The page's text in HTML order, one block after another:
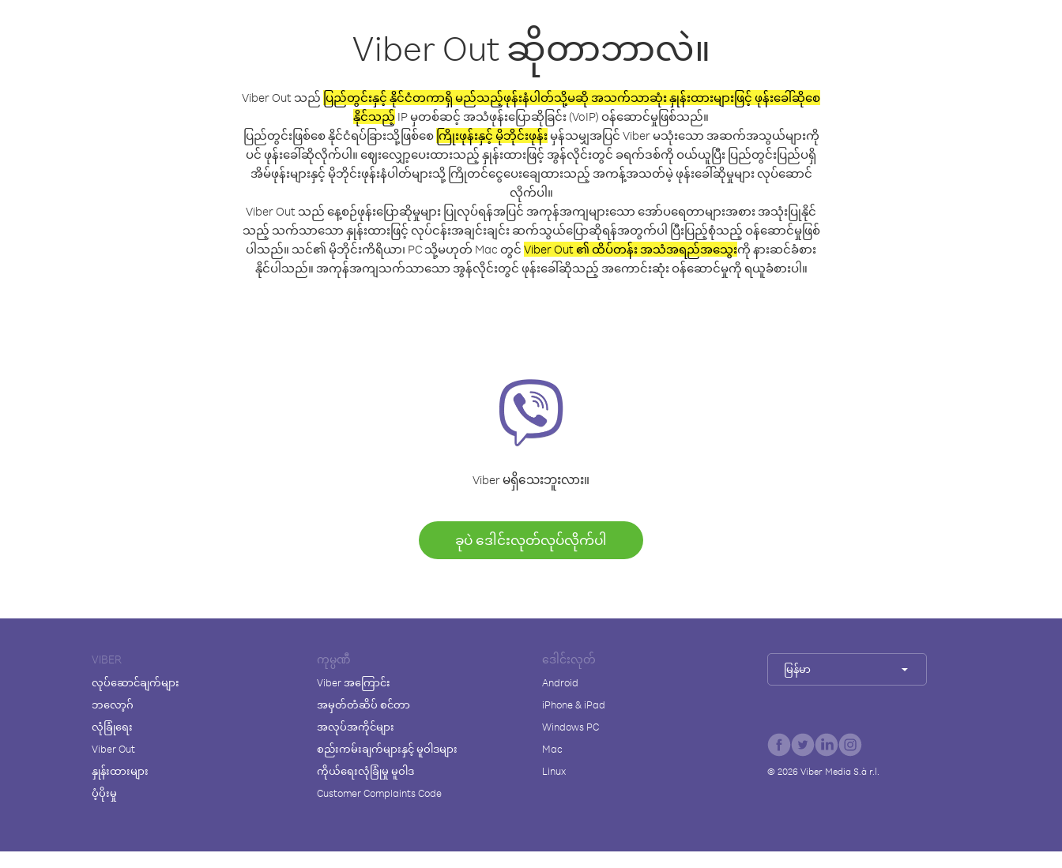
Viber Out ဆိုတာဘာလဲ။
Viber Out သည် ပြည်တွင်းနှင့် နိုင်ငံတကာရှိ မည်သည့်ဖုန်းနံပါတ်သို့မဆို အသက်သာဆုံး နှုန်းထားများဖြင့် ဖုန်းခေါ်ဆိုစေ
နိုင်သည့် IP မှတစ်ဆင့် အသံဖုန်းပြောဆိုခြင်း (VoIP) ဝန်ဆောင်မှုဖြစ်သည်။
ပြည်တွင်းဖြစ်စေ နိုင်ငံရပ်ခြားသို့ဖြစ်စေ ကြိုးဖုန်းနှင့် မိုဘိုင်းဖုန်းမှန်သမျှအပြင် Viber မသုံးသော အဆက်အသွယ်များကို
ပင် ဖုန်းခေါ်ဆိုလိုက်ပါ။ ဈေးလျှော့ပေးထားသည့် နှုန်းထားဖြင့် အွန်လိုင်းတွင် ခရက်ဒစ်ကို ဝယ်ယူပြီး ပြည်တွင်းပြည်ပရှိ
အိမ်ဖုန်းများနှင့် မိုဘိုင်းဖုန်းနံပါတ်များသို့ ကြိုတင်ငွေပေးချေထားသည့် အကန့်အသတ်မဲ့ ဖုန်းခေါ်ဆိုမှုများ လုပ်ဆောင်
လိုက်ပါ။
Viber Out သည် နေ့စဉ်ဖုန်းပြောဆိုမှုများ ပြုလုပ်ရန်အပြင် အကုန်အကျများသော အော်ပရေတာများအစား အသုံးပြုနိုင်
သည့် သက်သာသော နှုန်းထားဖြင့် လုပ်ငန်းအချင်းချင်း ဆက်သွယ်ပြောဆိုရန်အတွက်ပါ ပြီးပြည့်စုံသည့် ဝန်ဆောင်မှုဖြစ်
ပါသည်။ သင်၏ မိုဘိုင်းကိရိယာ၊ PC သို့မဟုတ် Mac တွင် Viber Out ၏ ထိပ်တန်း အသံအရည်အသွေးကို နားဆင်ခံစား
နိုင်ပါသည်။ အကုန်အကျသက်သာသော အွန်လိုင်းတွင် ဖုန်းခေါ်ဆိုသည့် အကောင်းဆုံး ဝန်ဆောင်မှုကို ရယူခံစားပါ။
Viber မရှိသေးဘူးလား။
ခုပဲ ဒေါင်းလုတ်လုပ်လိုက်ပါ
VIBER
လုပ်ဆောင်ချက်များ
ဘလော့ဂ်
လုံခြုံရေး
Viber Out
နှုန်းထားများ
ပံ့ပိုးမှု
ကုမ္ပဏီ
Viber အကြောင်း
အမှတ်တံဆိပ် စင်တာ
အလုပ်အကိုင်များ
စည်းကမ်းချက်များနှင့် မူဝါဒများ
ကိုယ်ရေးလုံခြုံမှု မူဝါဒ
Customer Complaints Code
ဒေါင်းလုတ်
Android
iPhone & iPad
Windows PC
Mac
Linux
မြန်မာ
© 2026 Viber Media S.à r.l.